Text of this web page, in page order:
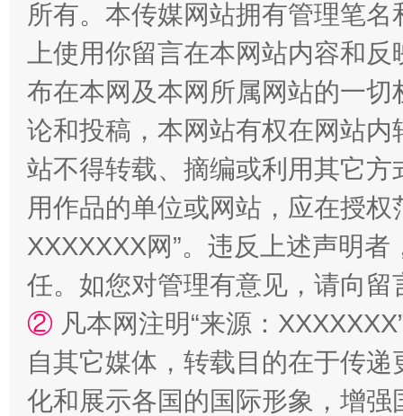
站台名比不上好声名
漫山遍野的桃花与雪山、麦地、白藏房 除
所有。本传媒网站拥有管理笔
上使用你留言在本网站内容和
布在本网及本网所属网站的一
论和投稿，本网站有权在网站
站不得转载、摘编或利用其它
用作品的单位或网站，应在授
XXXXXXX网”。违反上述声明
任。如您对管理有意见，请向
② 凡本网注明“来源：
自其它媒体，转载目的在于传
化和展示各国的国际形象，增